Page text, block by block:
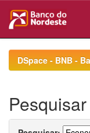
navigationDSpace - BNB -
Pesquisar